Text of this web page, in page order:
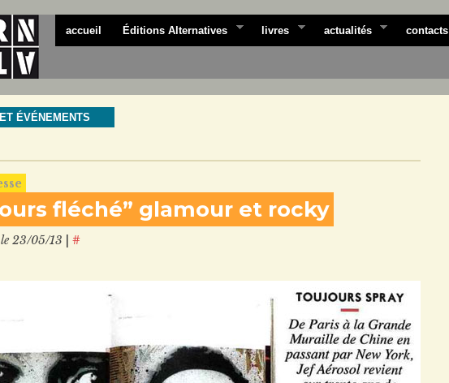
accueil Éditions Alternatives livres actualités contacts
ÉVÉNEMENTS
fléché” glamour et rocky
23/05/13 #